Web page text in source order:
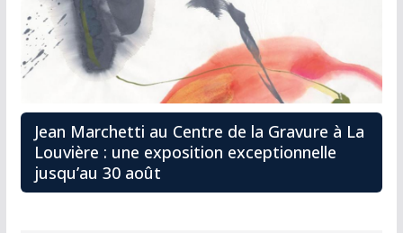
Jean Marchetti au Centre de la Gravure à La
Louvière : une exposition exceptionnelle
jusqu’au 30 août